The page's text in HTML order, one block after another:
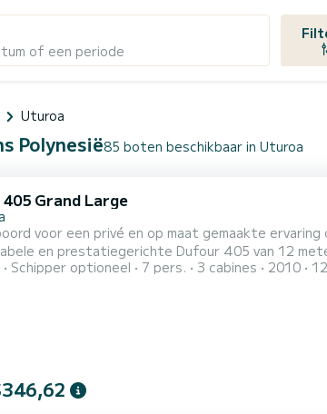
of een periode
Uturoa
Polynesië85 boten beschikbaar in Uturoa
Grand Large
voor een privé en op maat gemaakte
en prestatiegerichte Dufour 405 van 12
van een rustige zeiltocht tussen lagunes, een
Schipper optioneel 7 pers. 3 cabines 2010